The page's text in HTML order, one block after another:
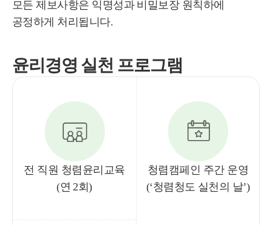
모든 제보사항은 익명성과 비밀보장 원칙하에
공정하게 처리됩니다.
윤리경영 실천 프로그램
전 직원 청렴윤리교육
(연 2회)
청렴캠페인 주간 운영
(‘청렴청도 실천의 날’)